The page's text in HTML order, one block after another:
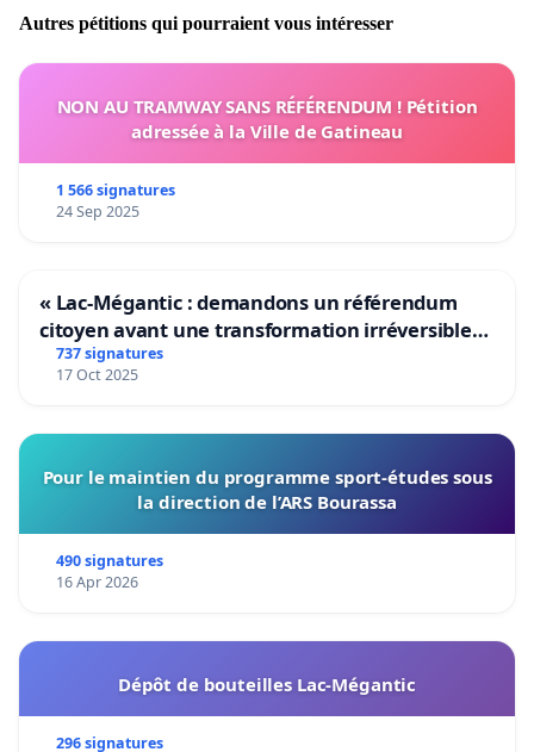
Autres pétitions qui pourraient vous intéresser
NON AU TRAMWAY SANS RÉFÉRENDUM ! Pétition
adressée à la Ville de Gatineau
1 566 signatures
24 Sep 2025
« Lac-Mégantic : demandons un référendum
citoyen avant une transformation irréversible
de notre territoire »
737 signatures
17 Oct 2025
Pour le maintien du programme sport-études sous
la direction de l’ARS Bourassa
490 signatures
16 Apr 2026
Dépôt de bouteilles Lac-Mégantic
296 signatures